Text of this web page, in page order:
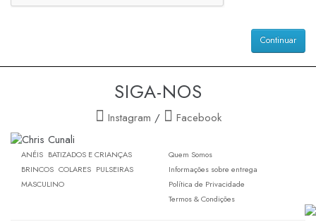
Continuar
SIGA-NOS
Instagram / Facebook
ANÉIS BATIZADOS E CRIANÇAS
BRINCOS COLARES PULSEIRAS
MASCULINO
Quem Somos
Informações sobre entrega
Política de Privacidade
Termos & Condições